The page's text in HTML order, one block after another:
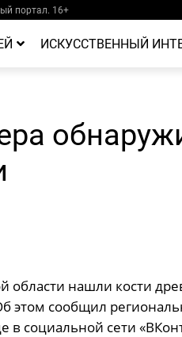
портал. 16+
ИСКУССТВЕННЫЙ
нашли кости
этом сообщил
в социальной сети